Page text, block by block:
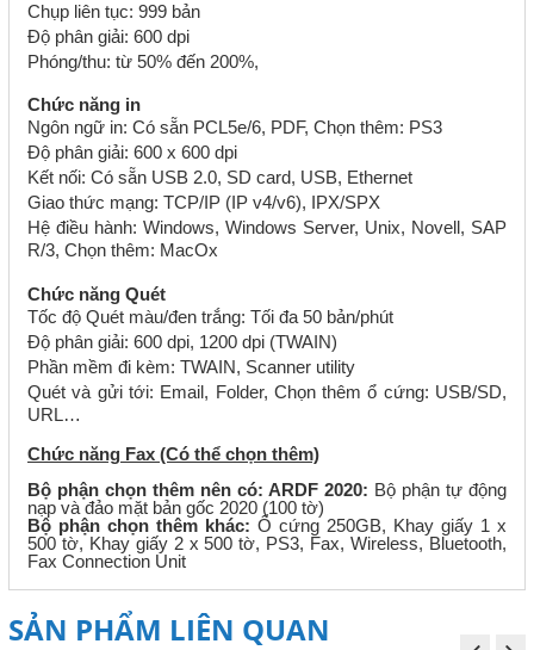
Chụp liên tục: 999 bản
Độ phân giải: 600 dpi
Phóng/thu: từ 50% đến 200%,
Chức năng in
Ngôn ngữ in: Có sẵn PCL5e/6, PDF, Chọn thêm: PS3
Độ phân giải: 600 x 600 dpi
Kết nối: Có sẵn USB 2.0, SD card, USB, Ethernet
Giao thức mạng: TCP/IP (IP v4/v6), IPX/SPX
Hệ điều hành: Windows, Windows Server, Unix, Novell, SAP
R/3, Chọn thêm: MacOx
Chức năng Quét
Tốc độ Quét màu/đen trắng: Tối đa 50 bản/phút
Độ phân giải: 600 dpi, 1200 dpi (TWAIN)
Phần mềm đi kèm: TWAIN, Scanner utility
Quét và gửi tới: Email, Folder, Chọn thêm ổ cứng: USB/SD,
URL…
Chức năng Fax (Có thể chọn thêm)
Bộ phận chọn thêm nên có: ARDF 2020: Bộ phận tự động
nạp và đảo mặt bản gốc 2020 (100 tờ)
Bộ phận chọn thêm khác: Ổ cứng 250GB, Khay giấy 1 x
500 tờ, Khay giấy 2 x 500 tờ, PS3, Fax, Wireless, Bluetooth,
Fax Connection Unit
SẢN PHẨM LIÊN QUAN